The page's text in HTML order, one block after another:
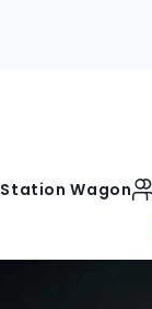
Station Wagon